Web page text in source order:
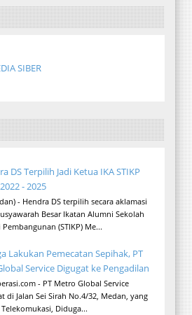
SIBER
DS Terpilih Jadi Ketua IKA STIKP
- 2025
- Hendra DS terpilih secara aklamasi
Besar Ikatan Alumni Sekolah
(STIKP) Me...
Lakukan Pemecatan Sepihak, PT
Service Digugat ke Pengadilan
- PT Metro Global Service
di Jalan Sei Sirah No.4/32, Medan, yang
Diduga...